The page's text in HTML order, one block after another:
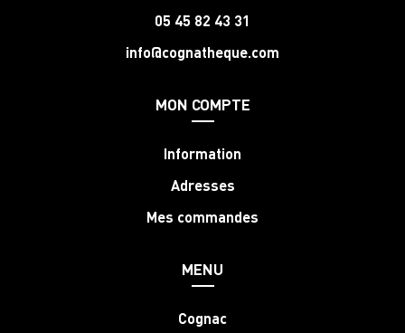
05 45 82 43 31
info@cognatheque.com
MON COMPTE
Information
Adresses
Mes commandes
MENU
Cognac